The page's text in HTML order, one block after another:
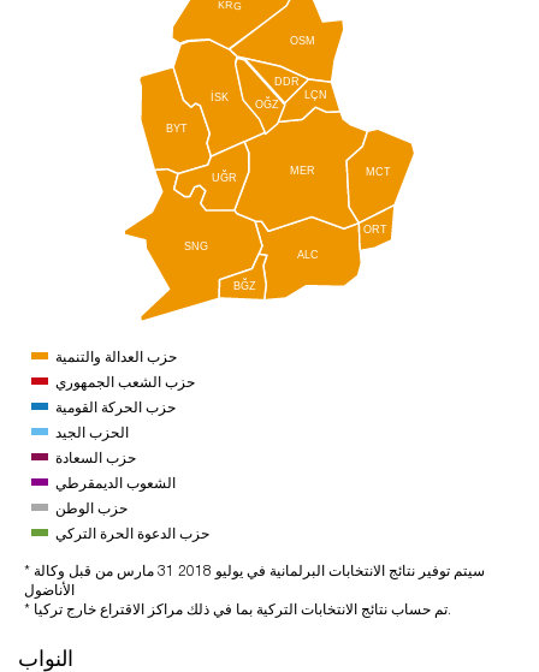
ALC
BYT
MER
İSK
KRG
MCT
ORT
OSM
SNG
BĞZ
UĞR
DDR
LÇN
OĞZ
حزب العدالة والتنمية
حزب الشعب الجمهوري
حزب الحركة القومية
الحزب الجيد
حزب السعادة
الشعوب الديمقرطي
حزب الوطن
حزب الدعوة الحرة التركي
* سيتم توفير نتائج الانتخابات البرلمانية في يوليو 2018 31 مارس من قبل وكالة
الأناضول
* تم حساب نتائج الانتخابات التركية بما في ذلك مراكز الاقتراع خارج تركيا.
النواب